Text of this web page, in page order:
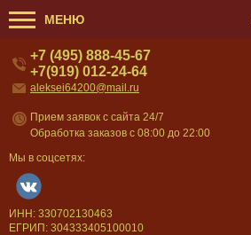
МЕНЮ
+7 (495) 888-45-67
+7(919) 012-24-64
aleksei64200@mail.ru
Прием заявок с сайта 24/7
Обработка заказов с 08:00 до 22:00
Мы в соцсетях:
ИНН: 330702130463
ЕГРИП: 304333405100010